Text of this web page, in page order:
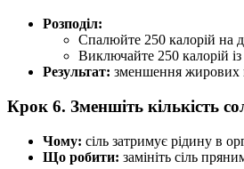
Розподіл:
Спалюйте 250 калорій на
Виключайте 250 калорій
Результат: зменшення жирових
Крок 6. Зменшіть кількість
Чому: сіль затримує рідину в
Що робити: замініть сіль